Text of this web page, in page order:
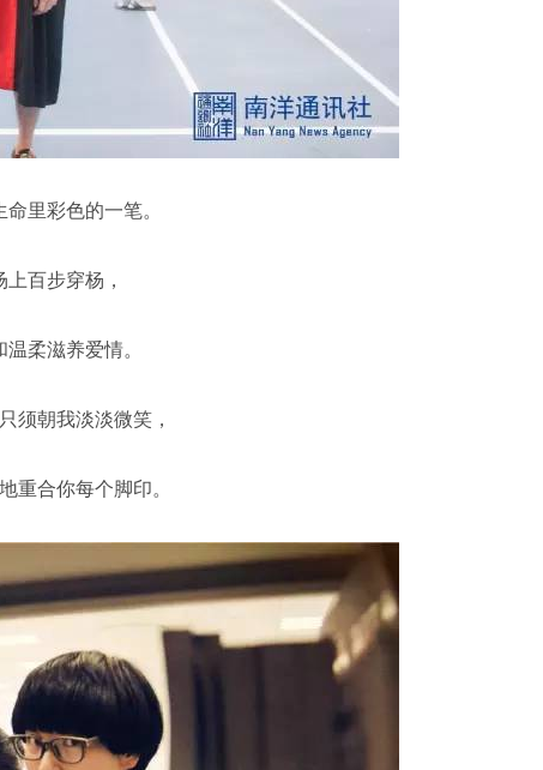
命里彩色的一笔。
上百步穿杨，
温柔滋养爱情。
须朝我淡淡微笑，
重合你每个脚印。